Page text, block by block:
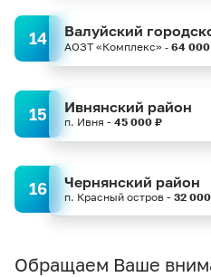
14 Валуйский
АОЗТ «Комплекс» -64
15 Ивнянский район
п. Ивня -45 000 ₽
16 Чернянский район
п. Красный остров -32
Обращаем Ваше